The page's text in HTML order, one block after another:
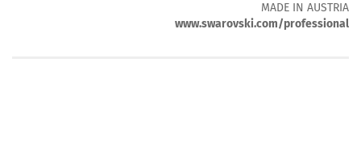
MADE IN AUSTRIA
www.swarovski.com/professional